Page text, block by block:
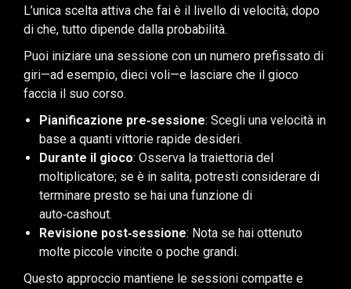
L’unica scelta attiva che fai è il livello di velocità; dopo
di che, tutto dipende dalla probabilità.
Puoi iniziare una sessione con un numero prefissato di
giri—ad esempio, dieci voli—e lasciare che il gioco
faccia il suo corso.
Pianificazione pre‑sessione: Scegli una velocità in
base a quanti vittorie rapide desideri.
Durante il gioco: Osserva la traiettoria del
moltiplicatore; se è in salita, potresti considerare di
terminare presto se hai una funzione di
auto‑cashout.
Revisione post‑sessione: Nota se hai ottenuto
molte piccole vincite o poche grandi.
Questo approccio mantiene le sessioni compatte e